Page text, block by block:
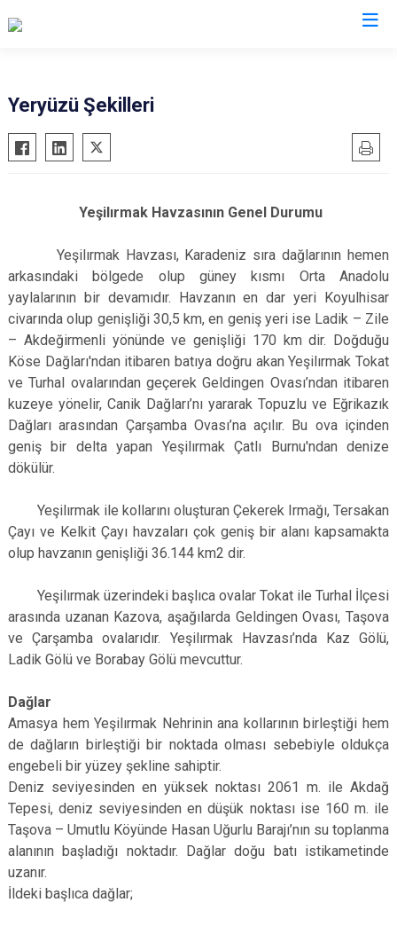
Yeryüzü Şekilleri
Yeşilırmak Havzasının Genel Durumu
Yeşilırmak Havzası, Karadeniz sıra dağlarının hemen
arkasındaki bölgede olup güney kısmı Orta Anadolu
yaylalarının bir devamıdır. Havzanın en dar yeri Koyulhisar
civarında olup genişliği 30,5 km, en geniş yeri ise Ladik – Zile
– Akdeğirmenli yönünde ve genişliği 170 km dir. Doğduğu
Köse Dağları'ndan itibaren batıya doğru akan Yeşilırmak Tokat
ve Turhal ovalarından geçerek Geldingen Ovası’ndan itibaren
kuzeye yönelir, Canik Dağları’nı yararak Topuzlu ve Eğrikazık
Dağları arasından Çarşamba Ovası’na açılır. Bu ova içinden
geniş bir delta yapan Yeşilırmak Çatlı Burnu'ndan denize
dökülür.
Yeşilırmak ile kollarını oluşturan Çekerek Irmağı, Tersakan
Çayı ve Kelkit Çayı havzaları çok geniş bir alanı kapsamakta
olup havzanın genişliği 36.144 km2 dir.
Yeşilırmak üzerindeki başlıca ovalar Tokat ile Turhal İlçesi
arasında uzanan Kazova, aşağılarda Geldingen Ovası, Taşova
ve Çarşamba ovalarıdır. Yeşilırmak Havzası’nda Kaz Gölü,
Ladik Gölü ve Borabay Gölü mevcuttur.
Dağlar
Amasya hem Yeşilırmak Nehrinin ana kollarının birleştiği hem
de dağların birleştiği bir noktada olması sebebiyle oldukça
engebeli bir yüzey şekline sahiptir.
Deniz seviyesinden en yüksek noktası 2061 m. ile Akdağ
Tepesi, deniz seviyesinden en düşük noktası ise 160 m. ile
Taşova – Umutlu Köyünde Hasan Uğurlu Barajı’nın su toplanma
alanının başladığı noktadır. Dağlar doğu batı istikametinde
uzanır.
İldeki başlıca dağlar;